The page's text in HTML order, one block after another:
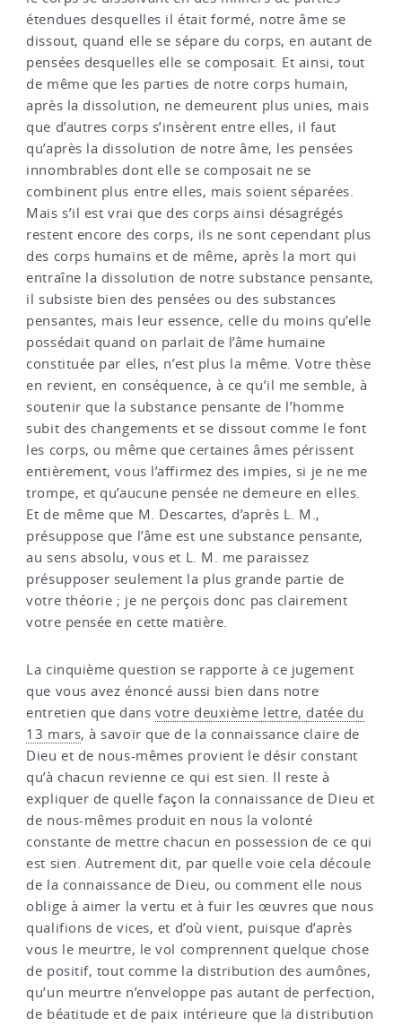
étendues desquelles il était formé, notre âme se
dissout, quand elle se sépare du corps, en autant de
pensées desquelles elle se composait. Et ainsi, tout
de même que les parties de notre corps humain,
après la dissolution, ne demeurent plus unies, mais
que d’autres corps s’insèrent entre elles, il faut
qu’après la dissolution de notre âme, les pensées
innombrables dont elle se composait ne se
combinent plus entre elles, mais soient séparées.
Mais s’il est vrai que des corps ainsi désagrégés
restent encore des corps, ils ne sont cependant plus
des corps humains et de même, après la mort qui
entraîne la dissolution de notre substance pensante,
il subsiste bien des pensées ou des substances
pensantes, mais leur essence, celle du moins qu’elle
possédait quand on parlait de l’âme humaine
constituée par elles, n’est plus la même. Votre thèse
en revient, en conséquence, à ce qu’il me semble, à
soutenir que la substance pensante de l’homme
subit des changements et se dissout comme le font
les corps, ou même que certaines âmes périssent
entièrement, vous l’affirmez des impies, si je ne me
trompe, et qu’aucune pensée ne demeure en elles.
Et de même que M. Descartes, d’après L. M.,
présuppose que l’âme est une substance pensante,
au sens absolu, vous et L. M. me paraissez
présupposer seulement la plus grande partie de
votre théorie ; je ne perçois donc pas clairement
votre pensée en cette matière.
La cinquième question se rapporte à ce jugement
que vous avez énoncé aussi bien dans notre
entretien que dans votre deuxième lettre, datée du
13 mars, à savoir que de la connaissance claire de
Dieu et de nous-mêmes provient le désir constant
qu’à chacun revienne ce qui est sien. Il reste à
expliquer de quelle façon la connaissance de Dieu et
de nous-mêmes produit en nous la volonté
constante de mettre chacun en possession de ce qui
est sien. Autrement dit, par quelle voie cela découle
de la connaissance de Dieu, ou comment elle nous
oblige à aimer la vertu et à fuir les œuvres que nous
qualifions de vices, et d’où vient, puisque d’après
vous le meurtre, le vol comprennent quelque chose
de positif, tout comme la distribution des aumônes,
qu’un meurtre n’enveloppe pas autant de perfection,
de béatitude et de paix intérieure que la distribution